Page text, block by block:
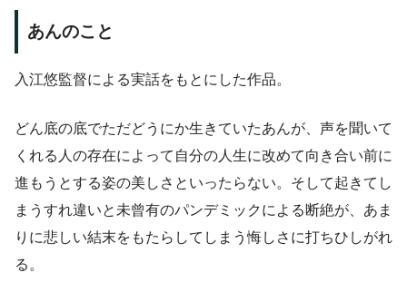
あんのこと
入江悠監督による実話をもとにした作品。
どん底の底でただどうにか生きていたあんが、声を聞いて
くれる人の存在によって自分の人生に改めて向き合い前に
進もうとする姿の美しさといったらない。そして起きてし
まうすれ違いと未曾有のパンデミックによる断絶が、あま
りに悲しい結末をもたらしてしまう悔しさに打ちひしがれ
る。